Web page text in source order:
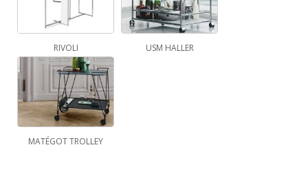
RIVOLI USM HALLER
MATÉGOT TROLLEY